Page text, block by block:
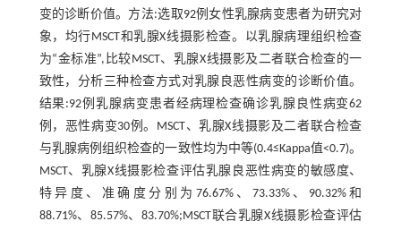
变的诊断价值。方法:选取92例女性乳腺病变患者为研究对
象，均行MSCT和乳腺X线摄影检查。以乳腺病理组织检查
为“金标准”,比较MSCT、乳腺X线摄影及二者联合检查的一
致性，分析三种检查方式对乳腺良恶性病变的诊断价值。
结果:92例乳腺病变患者经病理检查确诊乳腺良性病变62
例，恶性病变30例。MSCT、乳腺X线摄影及二者联合检查
与乳腺病例组织检查的一致性均为中等(0.4≤Kappa值<0.7)。
MSCT、乳腺X线摄影检查评估乳腺良恶性病变的敏感度、
特异度、准确度分别为76.67%、73.33%、90.32%和
88.71%、85.57%、83.70%;MSCT联合乳腺X线摄影检查评估